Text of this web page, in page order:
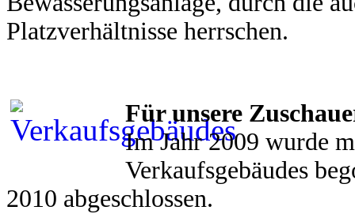
Platzverhältnisse herrschen.
Für unsere
Im Jahr 2009 wurde
Verkaufsgebäudes
2010 abgeschlossen.